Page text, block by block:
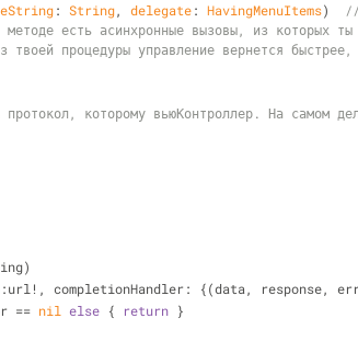
: String, delegate: HavingMenuItems)
есть асинхронные вызовы, из которых ты
твоей процедуры управление вернется
которому вьюКонтроллер. На самом
! , completionHandler: {(data, response,
== nil else { return }